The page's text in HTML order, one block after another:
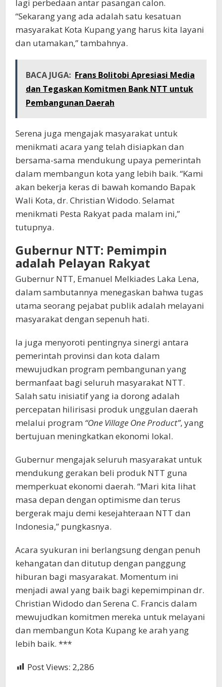
lagi perbedaan antar pasangan calon.
“Sekarang yang ada adalah satu kesatuan
masyarakat Kota Kupang yang harus kita layani
dan utamakan,” tambahnya.
BACA JUGA: Frans Bolitobi Apresiasi Media
dan Tegaskan Komitmen Bank NTT untuk
Pembangunan Daerah
Serena juga mengajak masyarakat untuk
menikmati acara yang telah disiapkan dan
bersama-sama mendukung upaya pemerintah
dalam membangun kota yang lebih baik. “Kami
akan bekerja keras di bawah komando Bapak
Wali Kota, dr. Christian Widodo. Selamat
menikmati Pesta Rakyat pada malam ini,”
tutupnya.
Gubernur NTT: Pemimpin
adalah Pelayan Rakyat
Gubernur NTT, Emanuel Melkiades Laka Lena,
dalam sambutannya menegaskan bahwa tugas
utama seorang pejabat publik adalah melayani
masyarakat dengan sepenuh hati.
Ia juga menyoroti pentingnya sinergi antara
pemerintah provinsi dan kota dalam
mewujudkan program pembangunan yang
bermanfaat bagi seluruh masyarakat NTT.
Salah satu inisiatif yang ia dorong adalah
percepatan hilirisasi produk unggulan daerah
melalui program “One Village One Product”, yang
bertujuan meningkatkan ekonomi lokal.
Gubernur mengajak seluruh masyarakat untuk
mendukung gerakan beli produk NTT guna
memperkuat ekonomi daerah. “Mari kita lihat
masa depan dengan optimisme dan terus
bergerak maju demi kesejahteraan NTT dan
Indonesia,” pungkasnya.
Acara syukuran ini berlangsung dengan penuh
kehangatan dan ditutup dengan panggung
hiburan bagi masyarakat. Momentum ini
menjadi awal yang baik bagi kepemimpinan dr.
Christian Widodo dan Serena C. Francis dalam
mewujudkan komitmen mereka untuk melayani
dan membangun Kota Kupang ke arah yang
lebih baik. ***
Post Views: 2,286